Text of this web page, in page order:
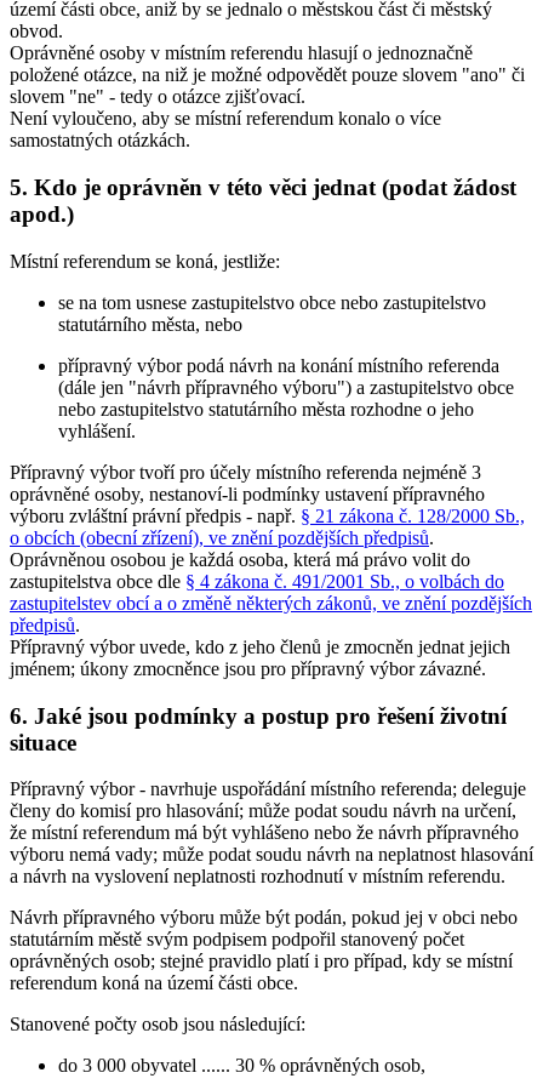
území části obce, aniž by se jednalo o městskou část či městský
obvod.
Oprávněné osoby v místním referendu hlasují o jednoznačně
položené otázce, na niž je možné odpovědět pouze slovem "ano" či
slovem "ne" - tedy o otázce zjišťovací.
Není vyloučeno, aby se místní referendum konalo o více
samostatných otázkách.
5. Kdo je oprávněn v této věci jednat (podat žádost
apod.)
Místní referendum se koná, jestliže:
se na tom usnese zastupitelstvo obce nebo zastupitelstvo
statutárního města, nebo
přípravný výbor podá návrh na konání místního referenda
(dále jen "návrh přípravného výboru") a zastupitelstvo obce
nebo zastupitelstvo statutárního města rozhodne o jeho
vyhlášení.
Přípravný výbor tvoří pro účely místního referenda nejméně 3
oprávněné osoby, nestanoví-li podmínky ustavení přípravného
výboru zvláštní právní předpis - např. § 21 zákona č. 128/2000 Sb.,
o obcích (obecní zřízení), ve znění pozdějších předpisů.
Oprávněnou osobou je každá osoba, která má právo volit do
zastupitelstva obce dle § 4 zákona č. 491/2001 Sb., o volbách do
zastupitelstev obcí a o změně některých zákonů, ve znění pozdějších
předpisů.
Přípravný výbor uvede, kdo z jeho členů je zmocněn jednat jejich
jménem; úkony zmocněnce jsou pro přípravný výbor závazné.
6. Jaké jsou podmínky a postup pro řešení životní
situace
Přípravný výbor - navrhuje uspořádání místního referenda; deleguje
členy do komisí pro hlasování; může podat soudu návrh na určení,
že místní referendum má být vyhlášeno nebo že návrh přípravného
výboru nemá vady; může podat soudu návrh na neplatnost hlasování
a návrh na vyslovení neplatnosti rozhodnutí v místním referendu.
Návrh přípravného výboru může být podán, pokud jej v obci nebo
statutárním městě svým podpisem podpořil stanovený počet
oprávněných osob; stejné pravidlo platí i pro případ, kdy se místní
referendum koná na území části obce.
Stanovené počty osob jsou následující:
do 3 000 obyvatel ...... 30 % oprávněných osob,